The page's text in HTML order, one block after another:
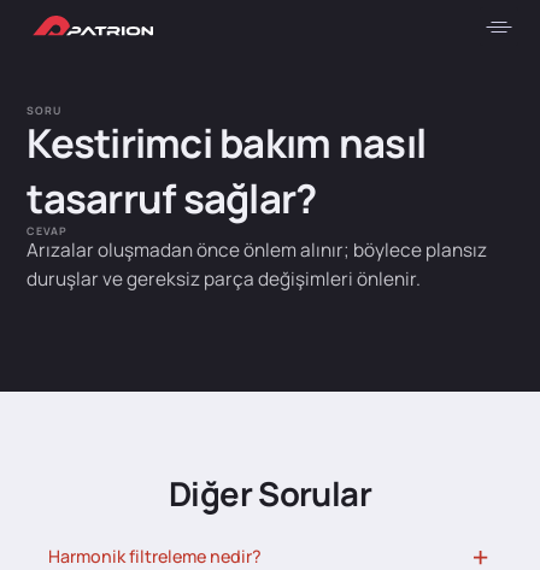
SORU
Kestirimci bakım nasıl
tasarruf sağlar?
CEVAP
Arızalar oluşmadan önce önlem alınır; böylece plansız
duruşlar ve gereksiz parça değişimleri önlenir.
Diğer Sorular
Harmonik filtreleme nedir?